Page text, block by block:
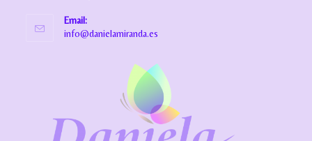
Email:
info@danielamiranda.es